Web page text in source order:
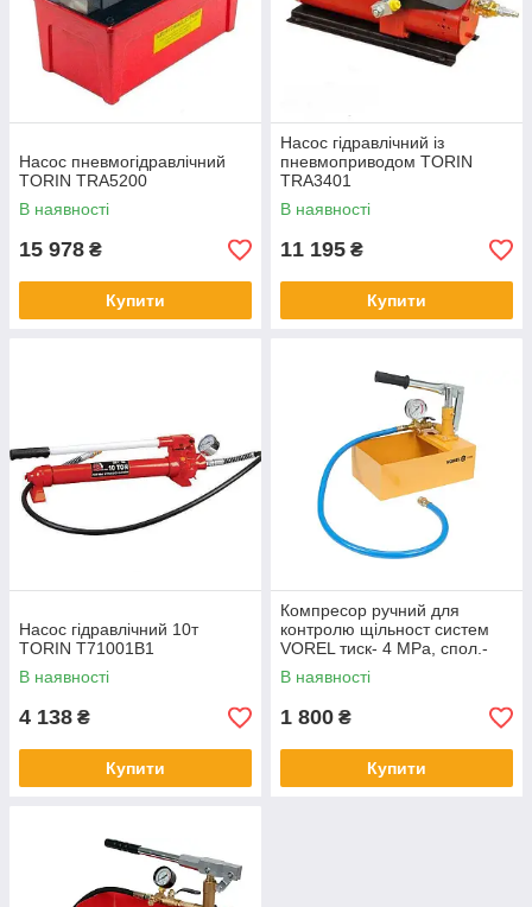
Насос пневмогідравлічний
TORIN TRA5200
В наявності
15 978 ₴
Купити
Насос гідравлічний із
пневмоприводом TORIN
TRA3401
В наявності
11 195 ₴
Купити
Насос гідравлічний 10т
TORIN T71001B1
В наявності
4 138 ₴
Купити
Компресор ручний для
контролю щільност систем
VOREL тиск- 4 MPa, спол.-
G1/2, ємніс- 5л, шланг- 90см
В наявності
1 800 ₴
Купити